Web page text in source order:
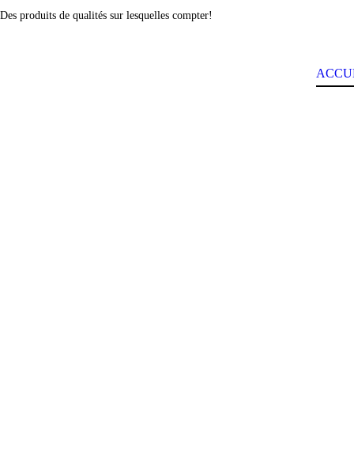
Des produits de qualités sur lesquelles compter!